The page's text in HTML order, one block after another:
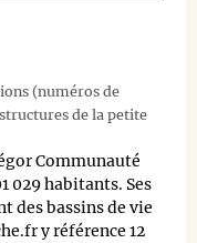
(numéros de
de la petite
Communauté
029 habitants. Ses
des bassins de vie
y référence 12